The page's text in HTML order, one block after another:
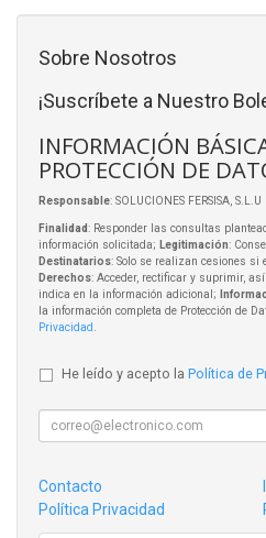
Sobre Nosotros
¡Suscríbete a Nuestro
INFORMACIÓN
PROTECCIÓN DE
Responsable: SOLUCIONES FERSISA, S.L.U
Finalidad: Responder las consultas
información solicitada; Legitimación:
Destinatarios: Solo se realizan cesiones si
Derechos: Acceder, rectificar y suprimir,
indica en la información adicional;
la información completa de Protección de
Privacidad .
He leído y acepto la Política de
Contacto
Política Privacidad